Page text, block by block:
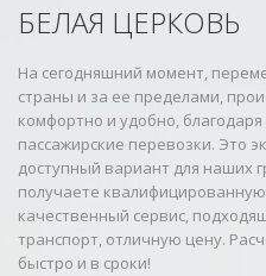
БЕЛАЯ ЦЕРКОВЬ
На сегодняшний момент,
страны и за ее пределами,
комфортно и удобно, благодаря
пассажирские перевозки. Это
доступный вариант для наших
получаете
качественный сервис,
транспорт, отличную цену.
быстро и в сроки!